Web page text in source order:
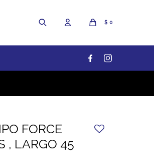
$ 0
 
FORCE
, LARGO 45